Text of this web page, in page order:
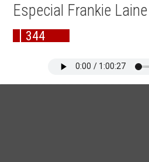
Especial Frankie
344